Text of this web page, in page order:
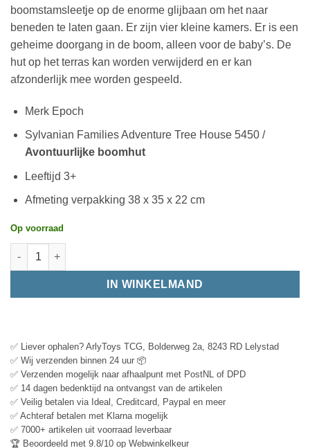
boomstamsleetje op de enorme glijbaan om het naar
beneden te laten gaan. Er zijn vier kleine kamers. Er is een
geheime doorgang in de boom, alleen voor de baby’s. De
hut op het terras kan worden verwijderd en er kan
afzonderlijk mee worden gespeeld.
Merk Epoch
Sylvanian Families Adventure Tree House 5450 /
Avontuurlijke boomhut
Leeftijd 3+
Afmeting verpakking 38 x 35 x 22 cm
Op voorraad
IN WINKELMAND
✅ Liever ophalen? ArlyToys TCG, Bolderweg 2a, 8243 RD Lelystad
✅ Wij verzenden binnen 24 uur 📦
✅ Verzenden mogelijk naar afhaalpunt met PostNL of DPD
✅ 14 dagen bedenktijd na ontvangst van de artikelen
✅ Veilig betalen via Ideal, Creditcard, Paypal en meer
✅ Achteraf betalen met Klarna mogelijk
✅ 7000+ artikelen uit voorraad leverbaar
🏆 Beoordeeld met 9.8/10 op Webwinkelkeur